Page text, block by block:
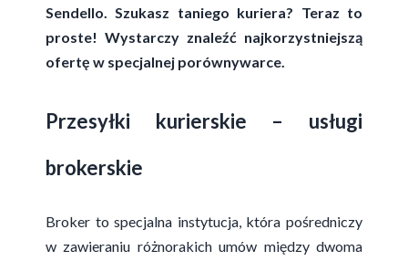
Sendello. Szukasz taniego kuriera? Teraz to
proste! Wystarczy znaleźć najkorzystniejszą
ofertę w specjalnej porównywarce.
Przesyłki kurierskie – usługi
brokerskie
Broker to specjalna instytucja, która pośredniczy
w zawieraniu różnorakich umów między dwoma